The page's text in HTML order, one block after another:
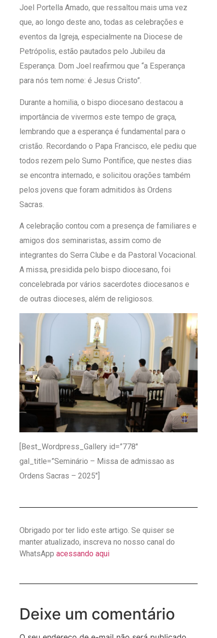
Joel Portella Amado, que ressaltou mais uma vez
que, ao longo deste ano, todas as celebrações e
eventos da Igreja, especialmente na Diocese de
Petrópolis, estão pautados pelo Jubileu da
Esperança. Dom Joel reafirmou que “a Esperança
para nós tem nome: é Jesus Cristo”.
Durante a homilia, o bispo diocesano destacou a
importância de vivermos este tempo de graça,
lembrando que a esperança é fundamental para o
cristão. Recordando o Papa Francisco, ele pediu que
todos rezem pelo Sumo Pontífice, que nestes dias
se encontra internado, e solicitou orações também
pelos jovens que foram admitidos às Ordens
Sacras.
A celebração contou com a presença de familiares e
amigos dos seminaristas, assim como de
integrantes do Serra Clube e da Pastoral Vocacional.
A missa, presidida pelo bispo diocesano, foi
concelebrada por vários sacerdotes diocesanos e
de outras dioceses, além de religiosos.
[Best_Wordpress_Gallery id=”778″
gal_title=”Seminário – Missa de admissao as
Ordens Sacras – 2025″]
Obrigado por ter lido este artigo. Se quiser se
manter atualizado, inscreva no nosso canal do
WhatsApp acessando aqui
Deixe um comentário